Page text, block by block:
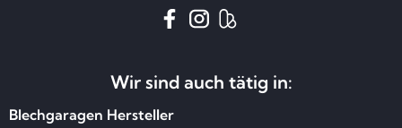
Wir sind auch tätig in:
Blechgaragen Hersteller